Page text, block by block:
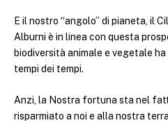
E il nostro “angolo” di pianeta, il
Alburni è in linea con questa
biodiversità animale e vegetale
tempi dei tempi.
Anzi, la Nostra fortuna sta nel
risparmiato a noi e alla nostra